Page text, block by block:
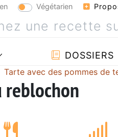
Végétarien
DOSSIERS
Tarte avec des pommes de
reblochon